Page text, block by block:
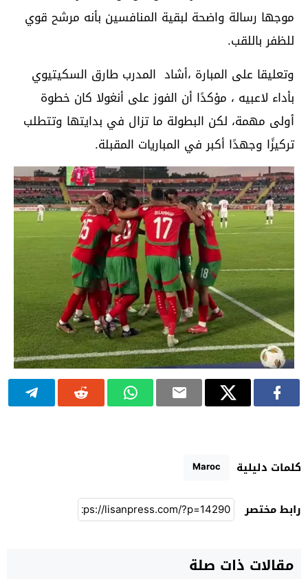
موجها رسالة واضحة لبقية المنافسين بأنه مرشح قوي
للظفر باللقب.
وتعليقا على المبارة ،أشاد المدرب طارق السكيتيوي
بأداء لاعبيه ، مؤكدًا أن الفوز على أنغولا كان خطوة
أولى مهمة، لكن البطولة ما تزال في بدايتها وتتطلب
تركيزًا وجهدًا أكبر في المباريات المقبلة.
كلمات دليلية Maroc
رابط مختصر
مقالات ذات صلة